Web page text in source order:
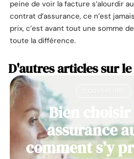
peine de voir la facture s’alourdir
contrat d’assurance, ce n’est
prix, c’est avant tout une somme
toute la différence.
D'autres articles sur
Bien choisir
assurance
comment s’y